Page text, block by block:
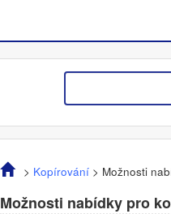
> Kopírování> Možnosti
Možnosti nabídky pro